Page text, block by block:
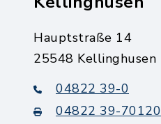
Hauptstraße 14
25548 Kellinghusen
04822 39-0
04822 39-70120